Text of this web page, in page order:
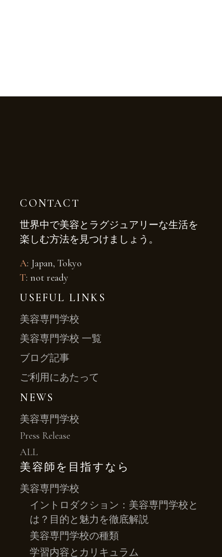
CONTACT
世界中で美容とラグジュアリーな生活を
楽しむ方法を見つけましょう。
A: Japan, Tokyo
T: not ready
USEFUL LINKS
美容専門学校
美容専門学校 一覧
ブログ記事
ご利用にあたって
NEWS
美容専門学校
Press Release
ALL
美容師を目指すなら
美容専門学校
イントロダクション：美容専門学校と
は？目的と魅力を徹底解説
美容専門学校の種類
学習内容とカリキュラム